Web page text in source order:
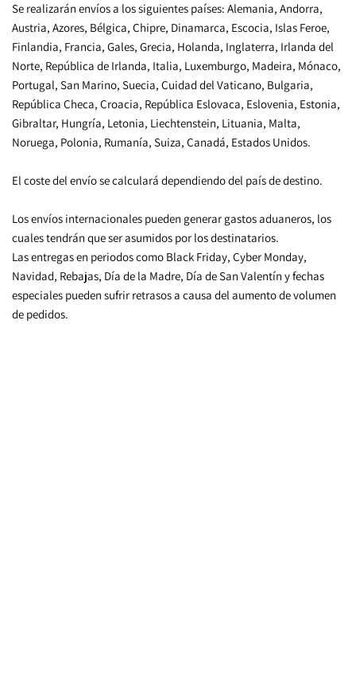
Se realizarán envíos a los siguientes países: Alemania, Andorra,
Austria, Azores, Bélgica, Chipre, Dinamarca, Escocia, Islas Feroe,
Finlandia, Francia, Gales, Grecia, Holanda, Inglaterra, Irlanda del
Norte, República de Irlanda, Italia, Luxemburgo, Madeira, Mónaco,
Portugal, San Marino, Suecia, Cuidad del Vaticano, Bulgaria,
República Checa, Croacia, República Eslovaca, Eslovenia, Estonia,
Gibraltar, Hungría, Letonia, Liechtenstein, Lituania, Malta,
Noruega, Polonia, Rumanía, Suiza, Canadá, Estados Unidos.
El coste del envío se calculará dependiendo del país de destino.
Los envíos internacionales pueden generar gastos aduaneros, los
cuales tendrán que ser asumidos por los destinatarios.
Las entregas en periodos como Black Friday, Cyber Monday,
Navidad, Rebajas, Día de la Madre, Día de San Valentín y fechas
especiales pueden sufrir retrasos a causa del aumento de volumen
de pedidos.